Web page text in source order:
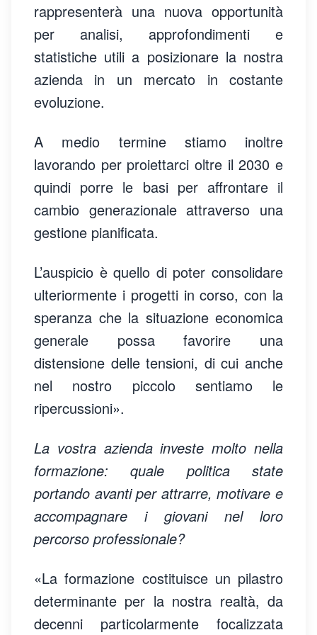
rappresenterà una nuova opportunità
per analisi, approfondimenti e
statistiche utili a posizionare la nostra
azienda in un mercato in costante
evoluzione.
A medio termine stiamo inoltre
lavorando per proiettarci oltre il 2030 e
quindi porre le basi per affrontare il
cambio generazionale attraverso una
gestione pianificata.
L’auspicio è quello di poter consolidare
ulteriormente i progetti in corso, con la
speranza che la situazione economica
generale possa favorire una
distensione delle tensioni, di cui anche
nel nostro piccolo sentiamo le
ripercussioni».
La vostra azienda investe molto nella
formazione: quale politica state
portando avanti per attrarre, motivare e
accompagnare i giovani nel loro
percorso professionale?
«La formazione costituisce un pilastro
determinante per la nostra realtà, da
decenni particolarmente focalizzata